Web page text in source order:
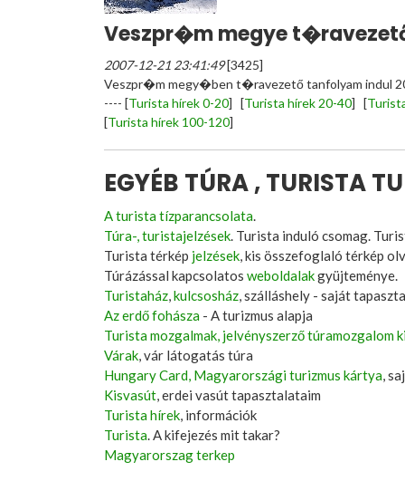
Veszpr�m megye
2007-12-21 23:41:49[3425]
Veszpr�m megy�ben t�ravezető tanfolyam indul
---- [Turista hírek 0-20] [Turista hírek 20-40] [
[Turista hírek 100-120]
EGYÉB TÚRA , TURISTA
A turista tízparancsolata.
Túra-, turistajelzések. Turista induló csomag.
Turista térkép jelzések, kis összefoglaló térkép
Túrázással kapcsolatos weboldalakgyüjteménye.
Turistaház,kulcsosház, szálláshely - saját
Az erdő fohásza - A turizmus alapja
Turista mozgalmak, jelvényszerző túramozgalom
Várak, vár látogatás túra
Hungary Card, Magyarországi turizmus kártya,
Kisvasút, erdei vasút tapasztalataim
Turista hírek, információk
Turista. A kifejezés mit takar?
Magyarorszag terkep